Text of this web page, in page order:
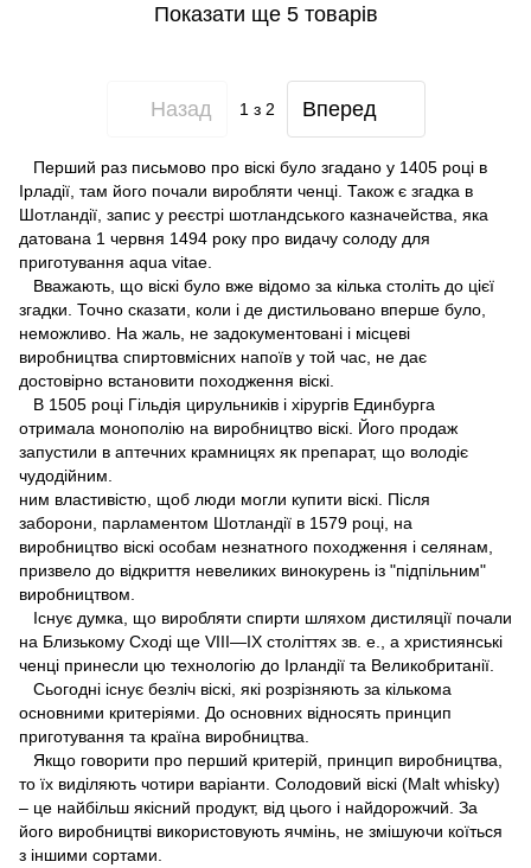
Показати ще 5 товарів
Назад 1з 2 Вперед
Перший раз письмово про віскі було згадано у 1405 році в
Ірладії, там його почали виробляти ченці. Також є згадка в
Шотландії, запис у реєстрі шотландського казначейства, яка
датована 1 червня 1494 року про видачу солоду для
приготування aqua vitae.
Вважають, що віскі було вже відомо за кілька століть до цієї
згадки. Точно сказати, коли і де дистильовано вперше було,
неможливо. На жаль, не задокументовані і місцеві
виробництва спиртовмісних напоїв у той час, не дає
достовірно встановити походження віскі.
В 1505 році Гільдія цирульників і хірургів Единбурга
отримала монополію на виробництво віскі. Його продаж
запустили в аптечних крамницях як препарат, що володіє
чудодійним.
ним властивістю, щоб люди могли купити віскі. Після
заборони, парламентом Шотландії в 1579 році, на
виробництво віскі особам незнатного походження і селянам,
призвело до відкриття невеликих винокурень із "підпільним"
виробництвом.
Існує думка, що виробляти спирти шляхом дистиляції почали
на Близькому Сході ще VIII—IX століттях зв. е., а християнські
ченці принесли цю технологію до Ірландії та Великобританії.
Сьогодні існує безліч віскі, які розрізняють за кількома
основними критеріями. До основних відносять принцип
приготування та країна виробництва.
Якщо говорити про перший критерій, принцип виробництва,
то їх виділяють чотири варіанти. Солодовий віскі (Malt whisky)
– це найбільш якісний продукт, від цього і найдорожчий. За
його виробництві використовують ячмінь, не змішуючи коїться
з іншими сортами.